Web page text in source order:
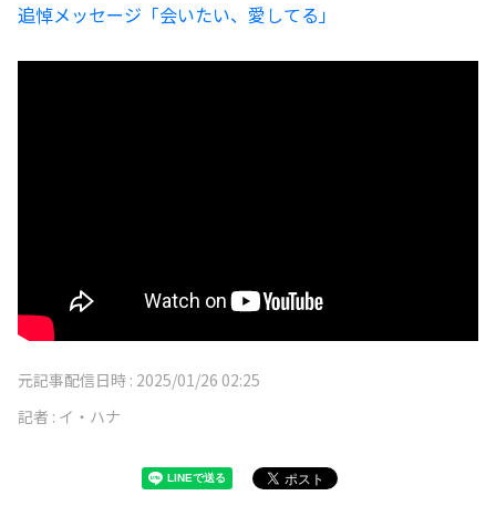
追悼メッセージ「会いたい、愛してる」
元記事配信日時 : 2025/01/26 02:25
記者 : イ・ハナ